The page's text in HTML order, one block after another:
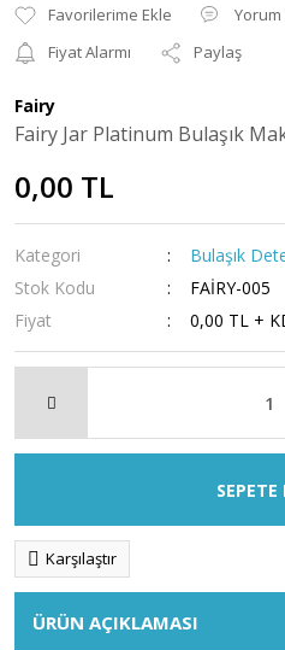
Yorum
Fiyat Alarmı
Paylaş
Fairy
Fairy Jar Platinum Bulaşık
0,00 TL
Kategori
Bulaşık
Stok Kodu
FAİRY-005
Fiyat
0,00 TL +
SEPETE
Karşılaştır
ÜRÜN AÇIKLAMASI